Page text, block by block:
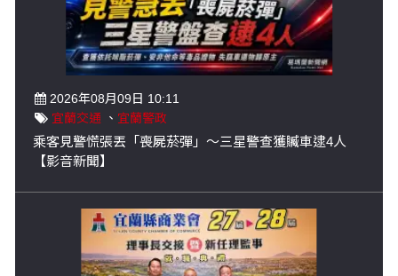
2026年08月09日 10:11
宜蘭交通 、 宜蘭警政
乘客見警慌張丟「喪屍菸彈」～三星警查獲贓車逮4人
【影音新聞】